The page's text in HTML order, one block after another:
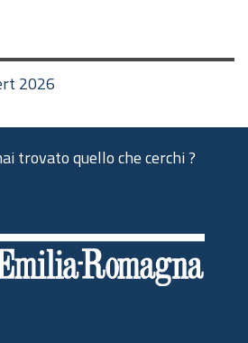
2026
trovato quello che cerchi ?